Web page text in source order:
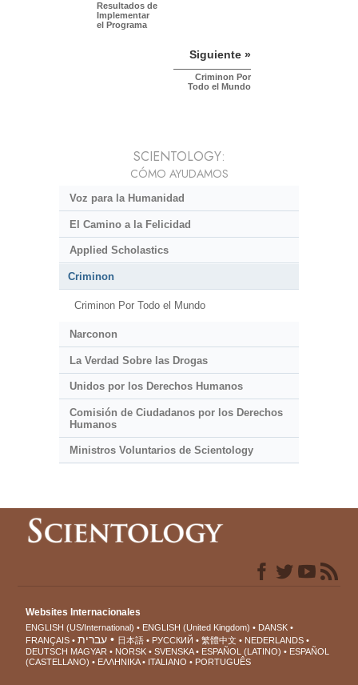
Resultados de
Implementar
el Programa
Siguiente »
Criminon Por
Todo el Mundo
SCIENTOLOGY:
CÓMO AYUDAMOS
Voz para la Humanidad
El Camino a la Felicidad
Applied Scholastics
Criminon
Criminon Por Todo el Mundo
Narconon
La Verdad Sobre las Drogas
Unidos por los Derechos Humanos
Comisión de Ciudadanos por los Derechos
Humanos
Ministros Voluntarios de Scientology
Websites Internacionales
ENGLISH (US/International) ENGLISH (United Kingdom)
DANSK
FRANÇAIS
עברית 日本語 РУССКИЙ 繁體中文
NEDERLANDS
DEUTSCH MAGYAR NORSK SVENSKA ESPAÑOL (LATINO)
ESPAÑOL
(CASTELLANO)
ΕΛΛΗΝΙΚA ITALIANO PORTUGUÊS